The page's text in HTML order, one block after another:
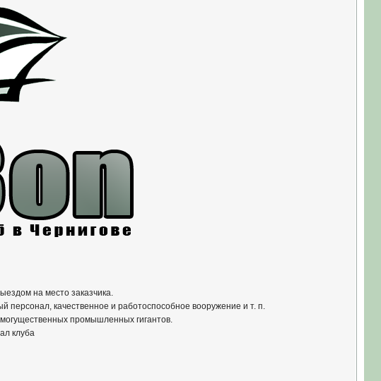
на место заказчика.
персонал, качественное и работоспособное вооружение и т. п.
промышленных гигантов.
клуба